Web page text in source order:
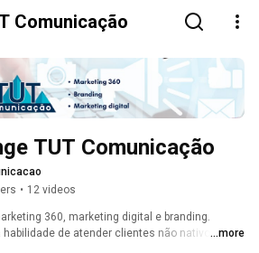
Comunicação
TUT Comunicação
• 12 videos
360, marketing digital e branding.
de atender clientes não nativos ...more